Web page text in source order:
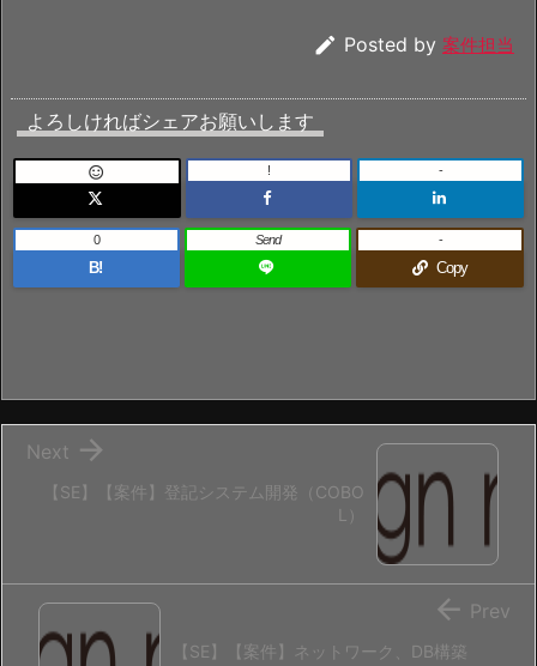
 Posted by 案件担当
よろしければシェアお願いします
 ! -
B!
0 Send
Copy
-
【SE】【案件】登記システム開発（COBO
L）

Next
【SE】【案件】ネットワーク、DB構築
 Prev